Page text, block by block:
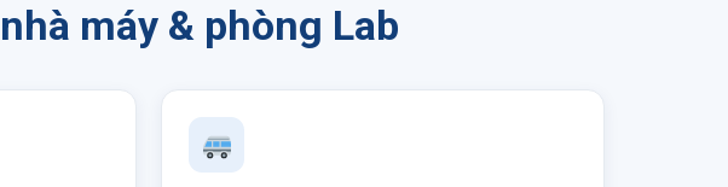
máy & phòng Lab